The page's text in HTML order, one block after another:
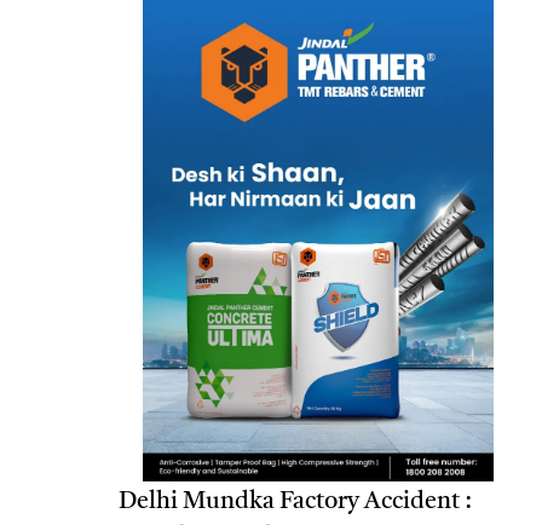
Delhi Mundka Factory Accident :